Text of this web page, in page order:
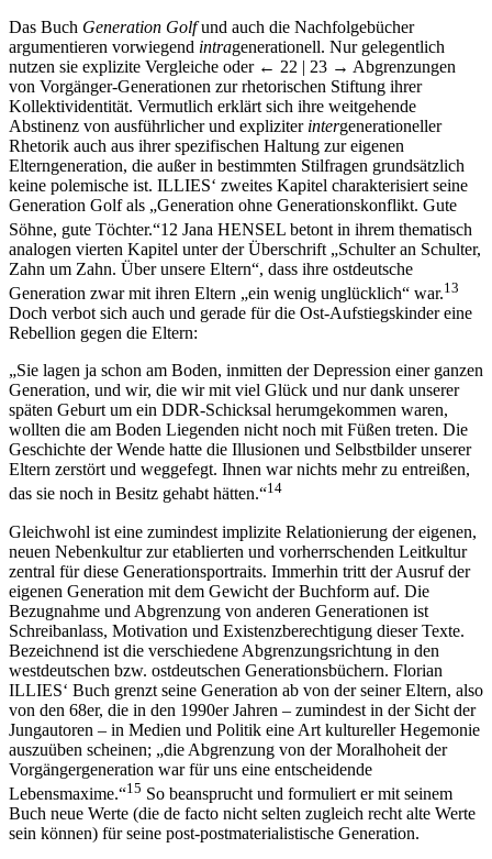
Das Buch Generation Golfund auch die Nachfolgebücher
argumentieren vorwiegend intragenerationell. Nur gelegentlich
nutzen sie explizite Vergleiche oder ← 22 | 23 → Abgrenzungen
von Vorgänger-Generationen zur rhetorischen Stiftung ihrer
Kollektividentität. Vermutlich erklärt sich ihre weitgehende
Abstinenz von ausführlicher und expliziter intergenerationeller
Rhetorik auch aus ihrer spezifischen Haltung zur eigenen
Elterngeneration, die außer in bestimmten Stilfragen grundsätzlich
keine polemische ist. ILLIES‘ zweites Kapitel charakterisiert seine
Generation Golf als „Generation ohne Generationskonflikt. Gute
Söhne, gute Töchter.“12 Jana HENSEL betont in ihrem thematisch
analogen vierten Kapitel unter der Überschrift „Schulter an Schulter,
Zahn um Zahn. Über unsere Eltern“, dass ihre ostdeutsche
Generation zwar mit ihren Eltern „ein wenig unglücklich“ war.13
Doch verbot sich auch und gerade für die Ost-Aufstiegskinder eine
Rebellion gegen die Eltern:
„Sie lagen ja schon am Boden, inmitten der Depression einer ganzen
Generation, und wir, die wir mit viel Glück und nur dank unserer
späten Geburt um ein DDR-Schicksal herumgekommen waren,
wollten die am Boden Liegenden nicht noch mit Füßen treten. Die
Geschichte der Wende hatte die Illusionen und Selbstbilder unserer
Eltern zerstört und weggefegt. Ihnen war nichts mehr zu entreißen,
das sie noch in Besitz gehabt hätten.“14
Gleichwohl ist eine zumindest implizite Relationierung der eigenen,
neuen Nebenkultur zur etablierten und vorherrschenden Leitkultur
zentral für diese Generationsportraits. Immerhin tritt der Ausruf der
eigenen Generation mit dem Gewicht der Buchform auf. Die
Bezugnahme und Abgrenzung von anderen Generationen ist
Schreibanlass, Motivation und Existenzberechtigung dieser Texte.
Bezeichnend ist die verschiedene Abgrenzungsrichtung in den
westdeutschen bzw. ostdeutschen Generationsbüchern. Florian
ILLIES‘ Buch grenzt seine Generation ab von der seiner Eltern, also
von den 68er, die in den 1990er Jahren – zumindest in der Sicht der
Jungautoren – in Medien und Politik eine Art kultureller Hegemonie
auszuüben scheinen; „die Abgrenzung von der Moralhoheit der
Vorgängergeneration war für uns eine entscheidende
Lebensmaxime.“15 So beansprucht und formuliert er mit seinem
Buch neue Werte (die de facto nicht selten zugleich recht alte Werte
sein können) für seine post-postmaterialistische Generation.